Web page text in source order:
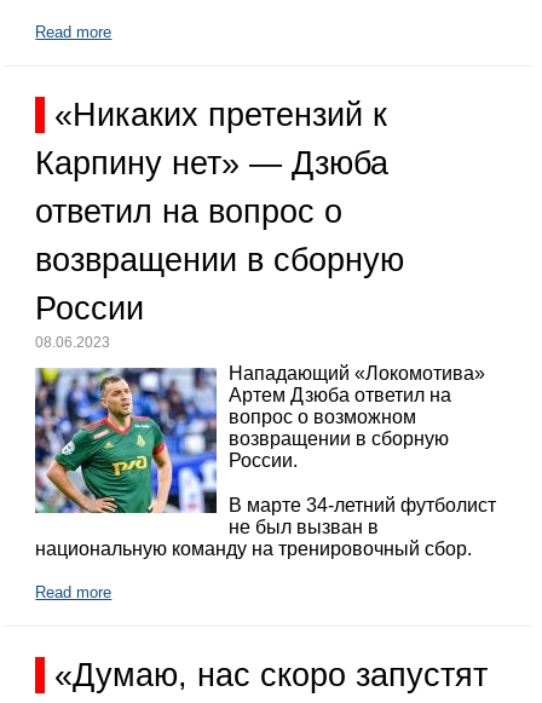
Read more
«Никаких претензий к
Карпину нет» — Дзюба
ответил на вопрос о
возвращении в сборную
России
08.06.2023
Нападающий «Локомотива»
Артем Дзюба ответил на
вопрос о возможном
возвращении в сборную
России.
В марте 34-летний футболист
не был вызван в
национальную команду на тренировочный сбор.
Read more
«Думаю, нас скоро запустят